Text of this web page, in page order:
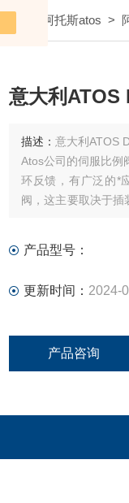
意大利阿托斯atos >
意大利ATOS
描述： 意大利ATOS
Atos公司的伺服比例
环反馈，有广泛的*
阀，这主要取决于插
产品型号：
更新时间： 2024-
产品咨询